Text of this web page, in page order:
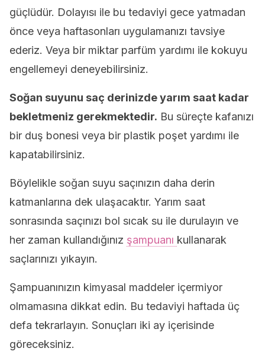
güçlüdür. Dolayısı ile bu tedaviyi gece yatmadan
önce veya haftasonları uygulamanızı tavsiye
ederiz. Veya bir miktar parfüm yardımı ile kokuyu
engellemeyi deneyebilirsiniz.
Soğan suyunu saç derinizde yarım saat kadar
bekletmeniz gerekmektedir. Bu süreçte kafanızı
bir duş bonesi veya bir plastik poşet yardımı ile
kapatabilirsiniz.
Böylelikle soğan suyu saçınızın daha derin
katmanlarına dek ulaşacaktır. Yarım saat
sonrasında saçınızı bol sıcak su ile durulayın ve
her zaman kullandığınız şampuanı kullanarak
saçlarınızı yıkayın.
Şampuanınızın kimyasal maddeler içermiyor
olmamasına dikkat edin. Bu tedaviyi haftada üç
defa tekrarlayın. Sonuçları iki ay içerisinde
göreceksiniz.